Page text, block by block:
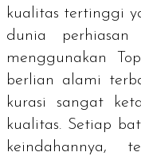
kualitas tertinggi
dunia
menggunakan
berlian alami
kurasi sangat
kualitas. Setiap
keindahannya,